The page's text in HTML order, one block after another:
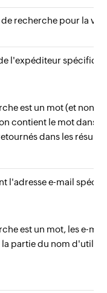
recherche pour la
l'expéditeur
est un mot (et non
contient le mot dans
dans les
l'adresse e-mail
est un mot, les e-
partie du nom